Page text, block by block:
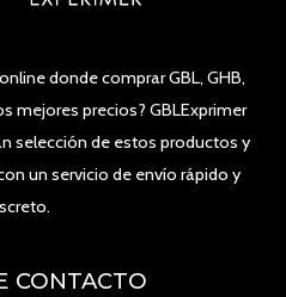
donde comprar GBL, GHB,
mejores precios? GBLExprimer
selección de estos productos y
un servicio de envío rápido y
CONTACTO